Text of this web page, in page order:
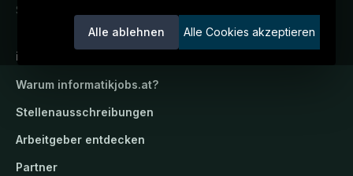
Alle ablehnen Alle Cookies akzeptieren
Service der candidatis GmbH.
informatikjobs.at
Warum informatikjobs.at?
Stellenausschreibungen
Arbeitgeber entdecken
Partner